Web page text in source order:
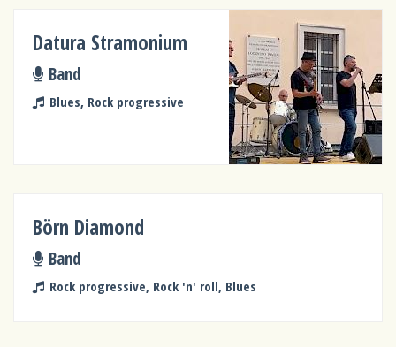
Datura Stramonium
Band
Blues, Rock progressive
Börn Diamond
Band
Rock progressive, Rock 'n' roll, Blues